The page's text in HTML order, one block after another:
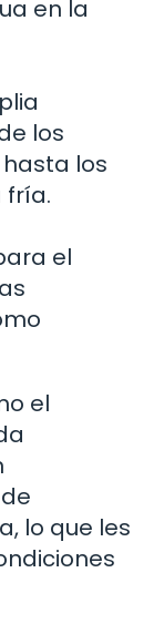
en la
los
los
fría.
el
el
lo que les